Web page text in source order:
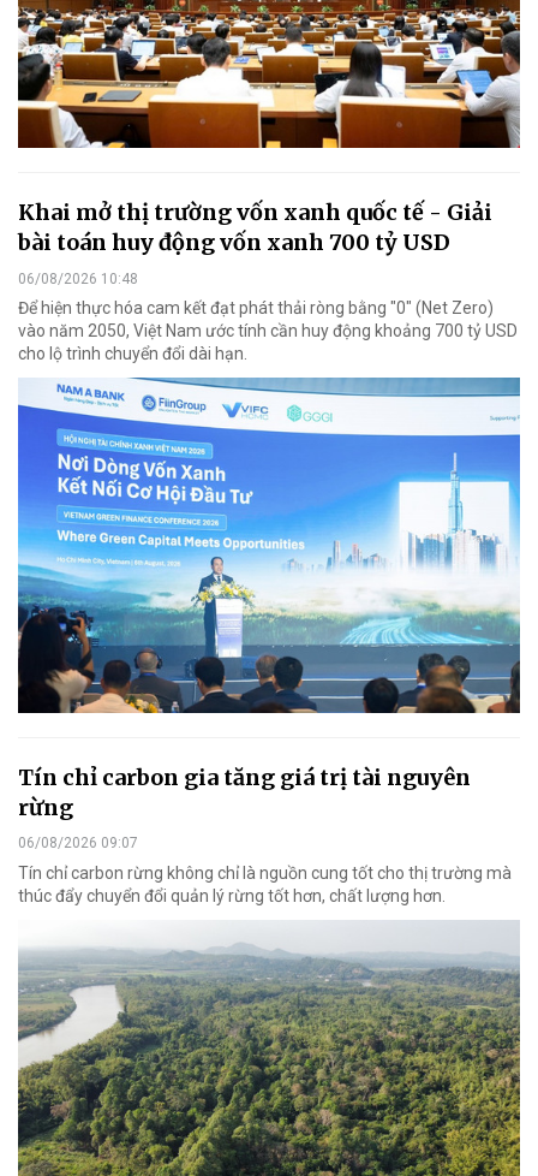
Khai mở thị trường vốn xanh quốc tế - Giải
bài toán huy động vốn xanh 700 tỷ USD
06/08/2026 10:48
Để hiện thực hóa cam kết đạt phát thải ròng bằng "0" (Net Zero)
vào năm 2050, Việt Nam ước tính cần huy động khoảng 700 tỷ USD
cho lộ trình chuyển đổi dài hạn.
Tín chỉ carbon gia tăng giá trị tài nguyên
rừng
06/08/2026 09:07
Tín chỉ carbon rừng không chỉ là nguồn cung tốt cho thị trường mà
thúc đẩy chuyển đổi quản lý rừng tốt hơn, chất lượng hơn.